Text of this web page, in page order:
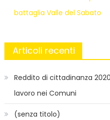
battaglia Valle del Sabato
Articoli recenti
Reddito di cittadinanza
lavoro nei Comuni
(senza titolo)